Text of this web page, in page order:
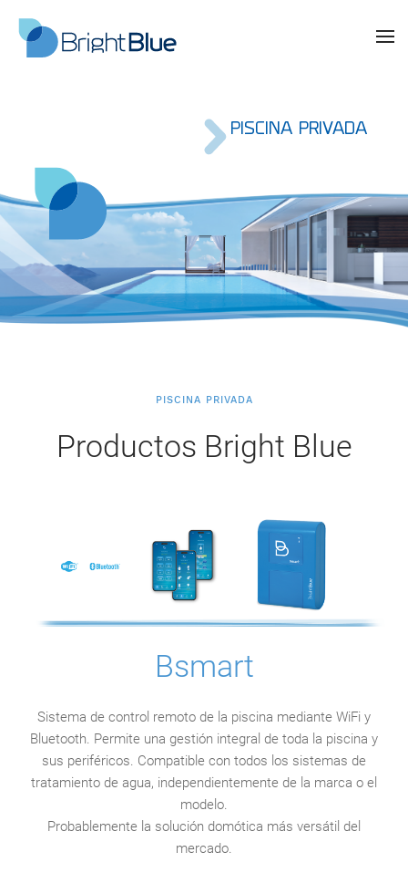
PISCINA PRIVADA
PISCINA PRIVADA
Productos Bright Blue
Bsmart
Sistema de control remoto de la piscina mediante WiFi y
Bluetooth. Permite una gestión integral de toda la piscina y
sus periféricos. Compatible con todos los sistemas de
tratamiento de agua, independientemente de la marca o el
modelo.
Probablemente la solución domótica más versátil del
mercado.